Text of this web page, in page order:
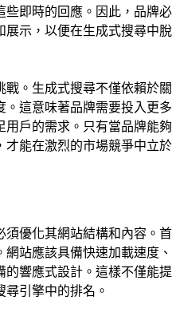
些即時的回應。因此，品牌必
展示，以便在生成式搜尋中脫
戰。生成式搜尋不僅依賴於關
這意味著品牌需要投入更多
戶的需求。只有當品牌能夠
才能在激烈的市場競爭中立於
須優化其網站結構和內容。首
站應該具備快速加載速度、
的響應式設計。這樣不僅能提
引擎中的排名。